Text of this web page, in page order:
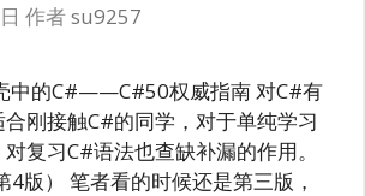
作者su9257
中的C#——C#50权威指南 对C#有
刚接触C#的同学，对于单纯学习
复习C#语法也查缺补漏的作用。
4版） 笔者看的时候还是第三版，